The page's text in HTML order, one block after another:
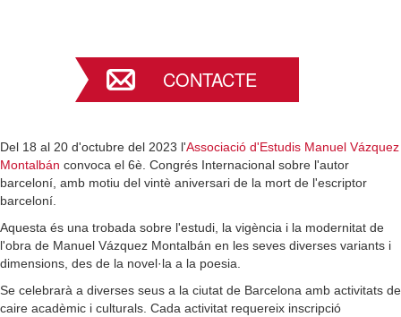
CONTACTE
Del 18 al 20 d'octubre del 2023 l'Associació d'Estudis Manuel Vázquez
Montalbán convoca el 6è. Congrés Internacional sobre l'autor
barceloní, amb motiu del vintè aniversari de la mort de l'escriptor
barceloní.
Aquesta és una trobada sobre l'estudi, la vigència i la modernitat de
l'obra de Manuel Vázquez Montalbán en les seves diverses variants i
dimensions, des de la novel·la a la poesia.
Se celebrarà a diverses seus a la ciutat de Barcelona amb activitats de
caire acadèmic i culturals. Cada activitat requereix inscripció